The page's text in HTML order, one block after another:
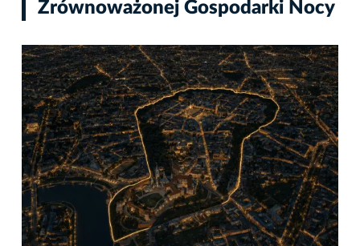
Zrównoważonej Gospodarki Nocy